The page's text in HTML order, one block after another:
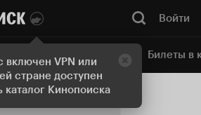
включен VPN или
стране доступен
каталог Кинопоиска
Войти
Онлайн-кинотеатр Билеты в